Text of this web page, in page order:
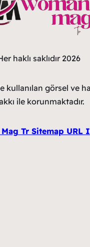
haklı saklıdır 2026
kullanılan görsel ve
ile korunmaktadır.
Tr Sitemap URL